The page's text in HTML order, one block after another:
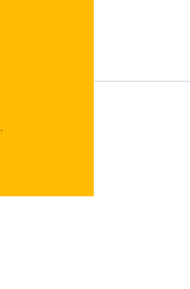
.